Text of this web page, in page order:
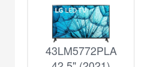
43LM5772PLA